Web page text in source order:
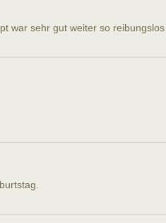
war sehr gut weiter so